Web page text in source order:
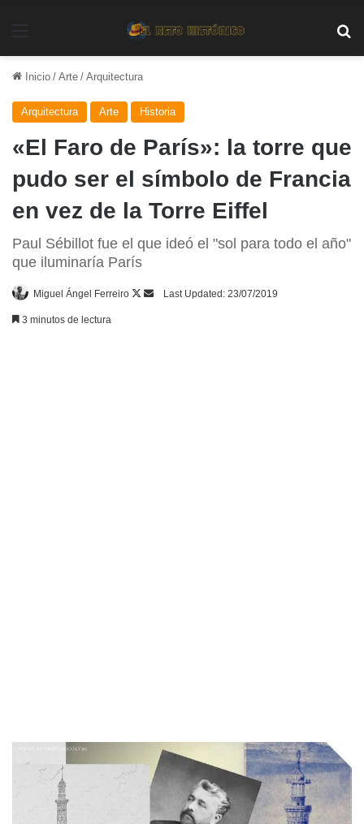
Inicio / Arte / Arquitectura
Arquitectura Arte Historia
«El Faro de París»: la torre que
pudo ser el símbolo de Francia
en vez de la Torre Eiffel
Paul Sébillot fue el que ideó el "sol para todo el año"
que iluminaría París
Miguel Ángel Ferreiro
Follow
SendLast Updated: 23/07/2019
3 minutos de lectura